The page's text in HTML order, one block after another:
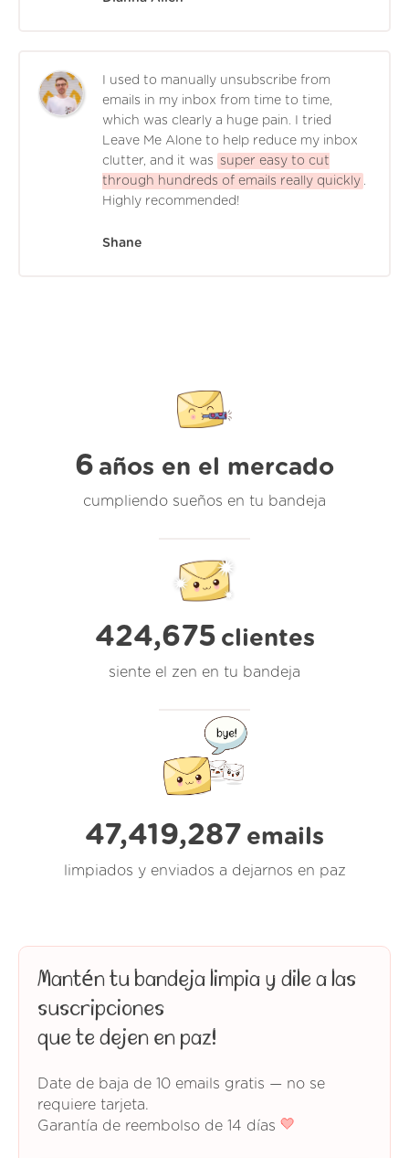
I used to manually unsubscribe from
emails in my inbox from time to time,
which was clearly a huge pain. I tried
Leave Me Alone to help reduce my inbox
clutter, and it was
super easy to cut
through hundreds of emails really quickly
Highly recommended!
Shane
6 años en el mercado
cumpliendo sueños en tu bandeja
424,675 clientes
siente el zen en tu bandeja
47,419,287 emails
limpiados y enviados a dejarnos en paz
Mantén tu bandeja limpia y dile a las
suscripciones
que te dejen en paz!
Date de baja de 10 emails gratis — no se
requiere tarjeta.
Garantía de reembolso de 14 días